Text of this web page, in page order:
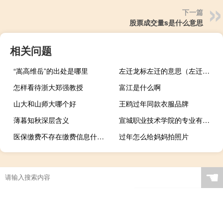
下一篇
股票成交量s是什么意思
相关问题
“嵩高维岳”的出处是哪里
左迁龙标左迁的意思（左迁的意思）
怎样看待浙大郑强教授
富江是什么啊
山大和山师大哪个好
王鸥过年同款衣服品牌
薄暮知秋深层含义
宣城职业技术学院的专业有哪些
医保缴费不存在缴费信息什么意思
过年怎么给妈妈拍照片
☚